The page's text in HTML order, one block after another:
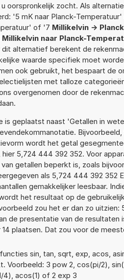
oorspronkelijk zocht. Als
'5 mK naar Planck-
of '7 Millikelvin ->
Millikelvin naar Planck-
dit alternatief berekent de
waarde specifiek moet
ook gebruikt, het bespaart de
met talloze
overgenomen door de
is geplaatst naast 'Getallen in
wordt het getal
hier 5,724 444 392 352. Voor
getallen beperkt is, zoals
als 5,724 444 392 352
gemakkelijker leesbaar.
het resultaat op de
zou het er dan zo
de presentatie van de resultaten
plaatsen. Dat zou voor de
sin, tan, sqrt, exp, acos,
Voorbeeld: 3 pow 2, cos(pi/2),
4), acos(1) of 2 exp 3